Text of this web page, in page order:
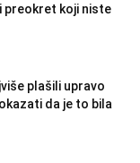
preokret koji niste
plašili upravo
da je to bila